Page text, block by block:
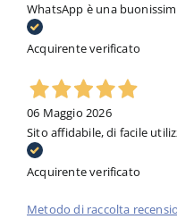
WhatsApp è una
Acquirente verificato
06 Maggio 2026
Sito affidabile, di facile
Acquirente verificato
Metodo di raccolta